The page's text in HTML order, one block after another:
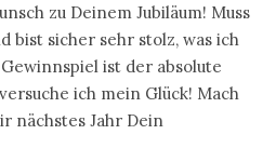
zu Deinem Jubiläum! Muss
bist sicher sehr stolz, was ich
ist der absolute
ich mein Glück! Mach
nächstes Jahr Dein